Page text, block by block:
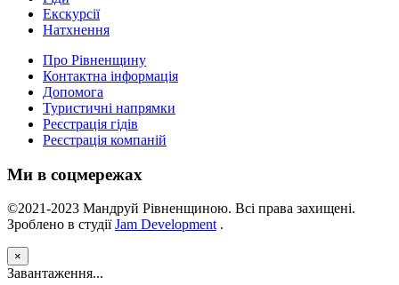
Екскурсії
Натхнення
Про Рівненщину
Контактна інформація
Допомога
Туристичні напрямки
Реєстрація гідів
Реєстрація компаній
Ми в соцмережах
©2021-2023 Мандруй Рівненщиною. Всі права захищені.
Зроблено в студіїJam Development .
×
Завантаження...